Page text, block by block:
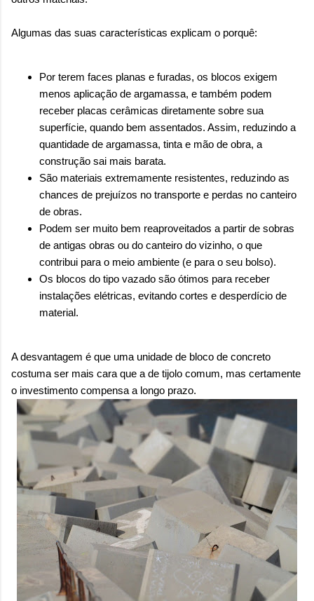
Algumas das suas características explicam o porquê:
Por terem faces planas e furadas, os blocos exigem
menos aplicação de argamassa, e também podem
receber placas cerâmicas diretamente sobre sua
superfície, quando bem assentados. Assim, reduzindo a
quantidade de argamassa, tinta e mão de obra, a
construção sai mais barata.
São materiais extremamente resistentes, reduzindo as
chances de prejuízos no transporte e perdas no canteiro
de obras.
Podem ser muito bem reaproveitados a partir de sobras
de antigas obras ou do canteiro do vizinho, o que
contribui para o meio ambiente (e para o seu bolso).
Os blocos do tipo vazado são ótimos para receber
instalações elétricas, evitando cortes e desperdício de
material.
A desvantagem é que uma unidade de bloco de concreto
costuma ser mais cara que a de tijolo comum, mas certamente
o investimento compensa a longo prazo.